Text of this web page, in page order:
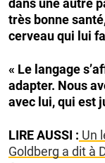
dans une autre
très bonne
cerveau qui lui
« Le langage
adapter. Nous
avec lui, qui est
LIRE AUSSI : Un
Goldberg a dit à